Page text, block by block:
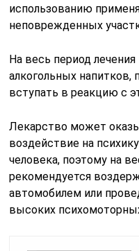
использованию
неповрежденных
На весь период
алкогольных напитков,
вступать в реакцию с
Лекарство может
воздействие на
человека, поэтому на
рекомендуется
автомобилем или
высоких